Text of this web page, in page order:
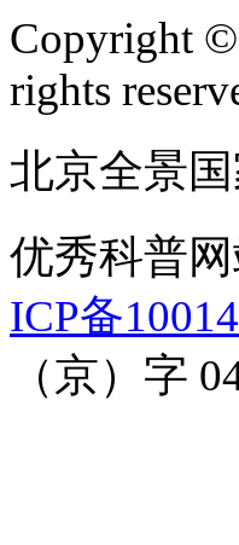
Copyright ©
rights
北京全景
优秀科普
ICP备
（京）字